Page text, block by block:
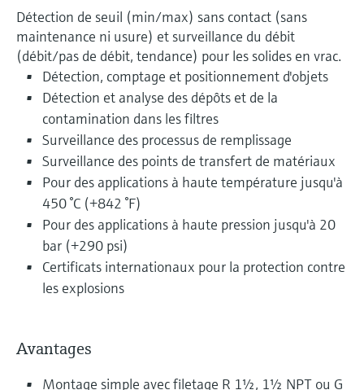
Détection de seuil (min/max) sans contact (sans
maintenance ni usure) et surveillance du débit
(débit/pas de débit, tendance) pour les solides en vrac.
Détection, comptage et positionnement d'objets
Détection et analyse des dépôts et de la
contamination dans les filtres
Surveillance des processus de remplissage
Surveillance des points de transfert de matériaux
Pour des applications à haute température jusqu'à
450 °C (+842 °F)
Pour des applications à haute pression jusqu'à 20
bar (+290 psi)
Certificats internationaux pour la protection contre
les explosions
Avantages
Montage simple avec filetage R 1½, 1½ NPT ou G